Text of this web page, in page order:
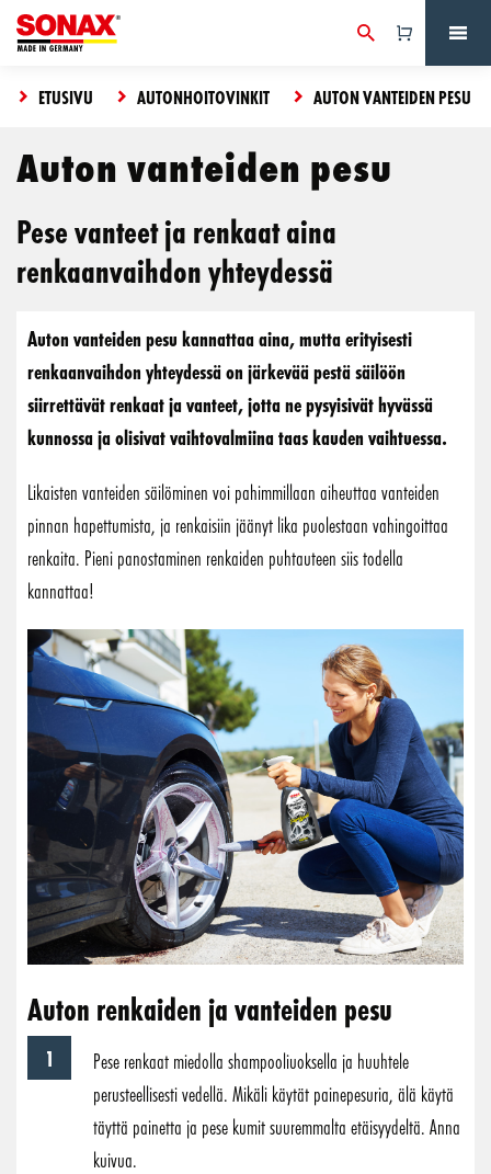
ETUSIVU AUTONHOITOVINKIT AUTON VANTEIDEN PESU
Auton vanteiden pesu
Pese vanteet ja renkaat aina
renkaanvaihdon yhteydessä
Auton vanteiden pesu kannattaa aina, mutta erityisesti
renkaanvaihdon yhteydessä on järkevää pestä säilöön
siirrettävät renkaat ja vanteet, jotta ne pysyisivät hyvässä
kunnossa ja olisivat vaihtovalmiina taas kauden vaihtuessa.
Likaisten vanteiden säilöminen voi pahimmillaan aiheuttaa vanteiden
pinnan hapettumista, ja renkaisiin jäänyt lika puolestaan vahingoittaa
renkaita. Pieni panostaminen renkaiden puhtauteen siis todella
kannattaa!
Auton renkaiden ja vanteiden pesu
Pese renkaat miedolla shampooliuoksella ja huuhtele
perusteellisesti vedellä. Mikäli käytät painepesuria, älä käytä
täyttä painetta ja pese kumit suuremmalta etäisyydeltä. Anna
kuivua.